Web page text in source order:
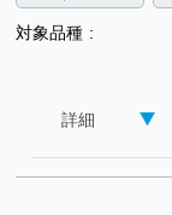
対象品種
詳細